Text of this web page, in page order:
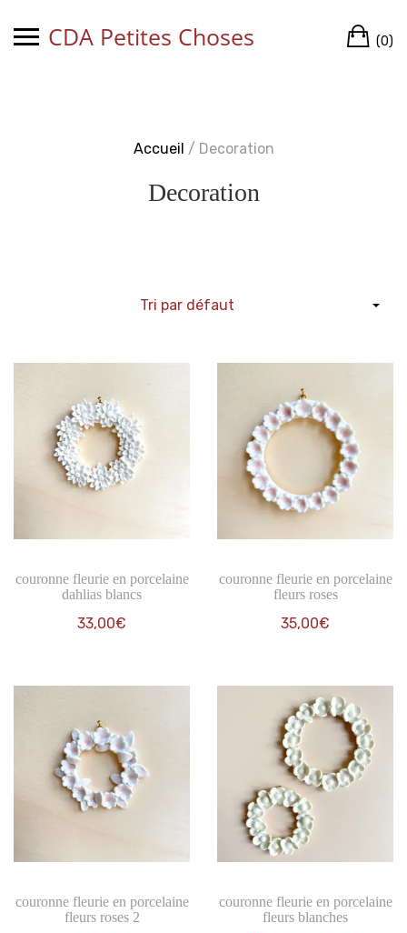
CDA Petites Choses (0)
Accueil / Decoration
Decoration
couronne fleurie en porcelaine
dahlias blancs
33,00€
couronne fleurie en porcelaine
fleurs roses
35,00€
couronne fleurie en porcelaine
fleurs roses 2
couronne fleurie en porcelaine
fleurs blanches